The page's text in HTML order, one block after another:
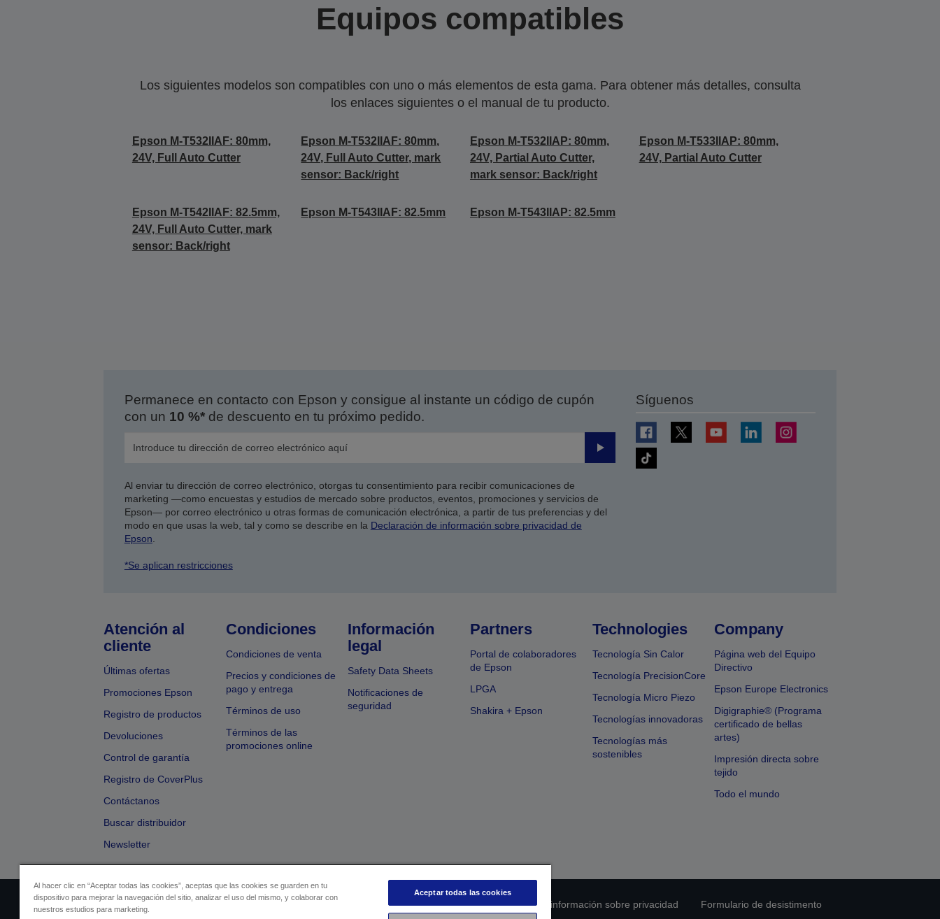
Equipos compatibles
Los siguientes modelos son compatibles con uno o más elementos de esta gama. Para obtener más detalles, consulta
los enlaces siguientes o el manual de tu producto.
Epson M-T532IIAF: 80mm,
24V, Full Auto Cutter
Epson M-T532IIAF: 80mm,
24V, Full Auto Cutter, mark
sensor: Back/right
Epson M-T532IIAP: 80mm,
24V, Partial Auto Cutter,
mark sensor: Back/right
Epson M-T533IIAP: 80mm,
24V, Partial Auto Cutter
Epson M-T542IIAF: 82.5mm,
24V, Full Auto Cutter, mark
sensor: Back/right
Epson M-T543IIAF: 82.5mm Epson M-T543IIAP: 82.5mm
Permanece en contacto con Epson y consigue al instante un código de cupón
con un 10 %*de descuento en tu próximo pedido.
Enviar
Al enviar tu dirección de correo electrónico, otorgas tu consentimiento para recibir comunicaciones de
marketing —como encuestas y estudios de mercado sobre productos, eventos, promociones y servicios de
Epson— por correo electrónico u otras formas de comunicación electrónica, a partir de tus preferencias y del
modo en que usas la web, tal y como se describe en la Declaración de información sobre privacidad de
Epson
*Se aplican restricciones
Síguenos
Atención al
cliente
Últimas ofertas
Promociones Epson
Registro de productos
Devoluciones
Control de garantía
Registro de CoverPlus
Contáctanos
Buscar distribuidor
Newsletter
Condiciones
Condiciones de venta
Precios y condiciones de
pago y entrega
Términos de uso
Términos de las
promociones online
Información
legal
Safety Data Sheets
Notificaciones de
seguridad
Partners
Portal de colaboradores
de Epson
LPGA
Shakira + Epson
Technologies
Tecnología Sin Calor
Tecnología PrecisionCore
Tecnología Micro Piezo
Tecnologías innovadoras
Tecnologías más
sostenibles
Company
Página web del Equipo
Directivo
Epson Europe Electronics
Digigraphie® (Programa
certificado de bellas
artes)
Impresión directa sobre
tejido
Todo el mundo
Identificación del vendedor Identificación de cumplimiento de los productos Declaración de información sobre privacidad Formulario de desistimento
Al hacer clic en “Aceptar todas las cookies”, aceptas que las cookies se guarden en tu
dispositivo para mejorar la navegación del sitio, analizar el uso del mismo, y colaborar con
nuestros estudios para marketing.
Aceptar todas las cookies